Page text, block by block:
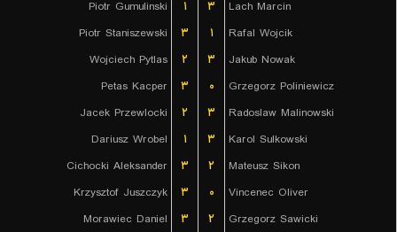
Piotr Gumulinski
۱ ۳
Lach Marcin
Piotr Staniszewski
۳ ۱
Rafal Wojcik
Wojciech Pytlas
۲ ۳
Jakub Nowak
Petas Kacper
۳ ۰
Grzegorz Poliniewicz
Jacek Przewlocki
۲ ۳
Radoslaw Malinowski
Dariusz Wrobel
۱ ۳
Karol Sulkowski
Cichocki Aleksander
۳ ۲
Mateusz Sikon
Krzysztof Juszczyk
۳ ۰
Vincenec Oliver
Morawiec Daniel
۳ ۲
Grzegorz Sawicki